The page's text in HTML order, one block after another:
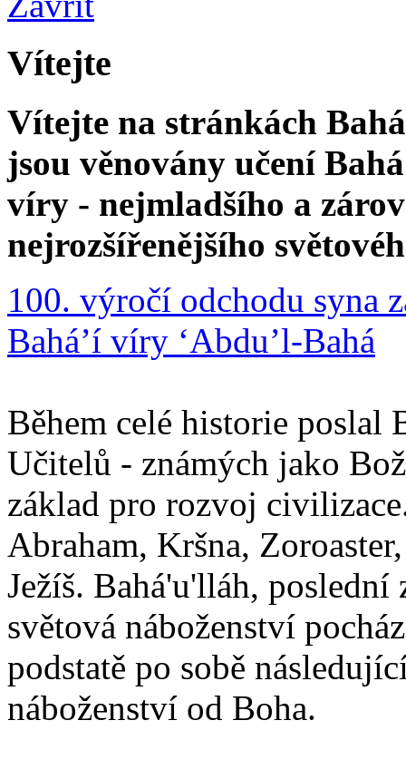
Vítejte
Vítejte na stránkách
jsou věnovány učení
víry - nejmladšího a
nejrozšířenějšího
100. výročí odchodu syna
Bahá’í víry ‘Abdu’l-Bahá
Během celé historie poslal
Učitelů - známých jako
základ pro rozvoj
Abraham, Kršna,
Ježíš. Bahá'u'lláh,
světová náboženství
podstatě po sobě
náboženství od Boha.